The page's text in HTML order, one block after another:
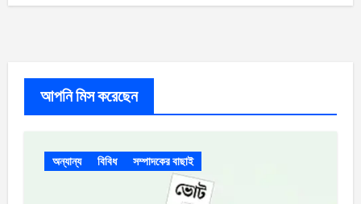
আপনি মিস করেছেন
অন্যান্য বিবিধ সম্পাদকের বাছাই